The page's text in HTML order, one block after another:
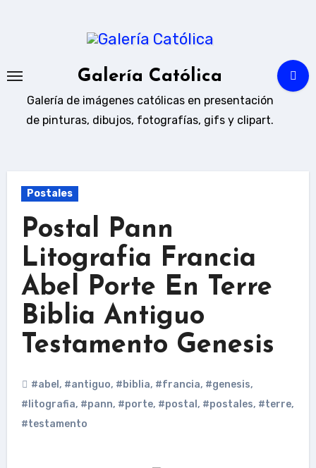
Galería Católica
Galería de imágenes católicas en presentación
de pinturas, dibujos, fotografías, gifs y clipart.
Postales
Postal Pann
Litografia Francia
Abel Porte En Terre
Biblia Antiguo
Testamento Genesis
#abel , #antiguo, #biblia, #francia, #genesis,
#litografia, #pann, #porte, #postal , #postales, #terre,
#testamento